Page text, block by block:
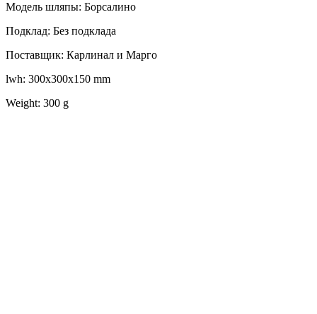
Модель шляпы: Борсалино
Подклад: Без подклада
Поставщик: Карлинал и Марго
lwh: 300x300x150 mm
Weight: 300 g